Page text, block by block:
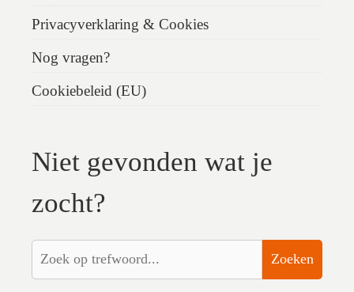
Privacyverklaring & Cookies
Nog vragen?
Cookiebeleid (EU)
Niet gevonden wat je
zocht?
Zoeken